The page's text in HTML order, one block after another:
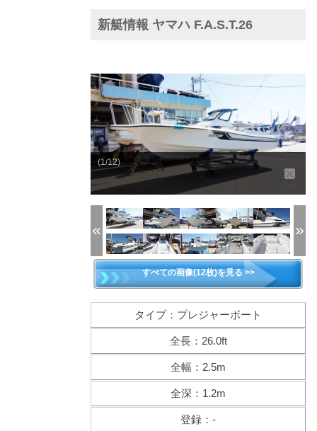
新艇情報 ヤマハ F.A.S.T.26
(1/12)
すべての画像(12枚)を見る >>
タイプ：プレジャーボート
全長：26.0ft
全幅：2.5m
全深：1.2m
登録：-